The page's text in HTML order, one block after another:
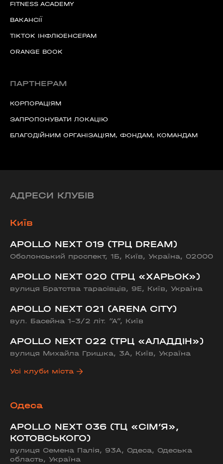
FITNESS ACADEMY
ВАКАНСІЇ
TIKTOK ІНФЛЮЕНСЕРАМ
ORANGE BOOK
ПАРТНЕРАМ
КОРПОРАЦІЯМ
ЗАПРОПОНУВАТИ ЛОКАЦІЮ
БЛАГОДІЙНИМ ОРГАНІЗАЦІЯМ, ФОНДАМ, КОМАНДАМ
АДРЕСИ КЛУБІВ
Київ
APOLLO NEXT 019 (ТРЦ DREAM)
Оболонський проспект, 1Б, Київ, Україна, 02000
APOLLO NEXT 020 (ТРЦ «ХАРЬОК»)
вулиця Братства тарасівців, 9Е, Київ, Україна
APOLLO NEXT 021 (ARENA CITY)
вул. Басейна 1-3/2 літ. “А”, Київ
APOLLO NEXT 022 (ТРЦ «АЛАДДІН»)
вулиця Михайла Гришка, 3А, Київ, Україна
Усі клуби міста
Одеса
APOLLO NEXT 036 (ТЦ «СІМ’Я»,
КОТОВСЬКОГО)
вулиця Семена Палія, 93А, Одеса, Одеська
область, Україна